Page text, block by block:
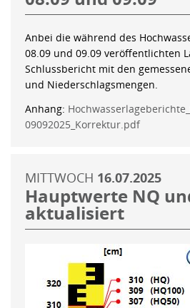
Anbei die während des
08.09 und 09.09 veröffentlichten
Schlussbericht mit den
und Niederschlagsmengen.
Anhang:
09092025_Korrektur.pdf
MITTWOCH 16.07.2025
Hauptwerte NQ
aktualisiert